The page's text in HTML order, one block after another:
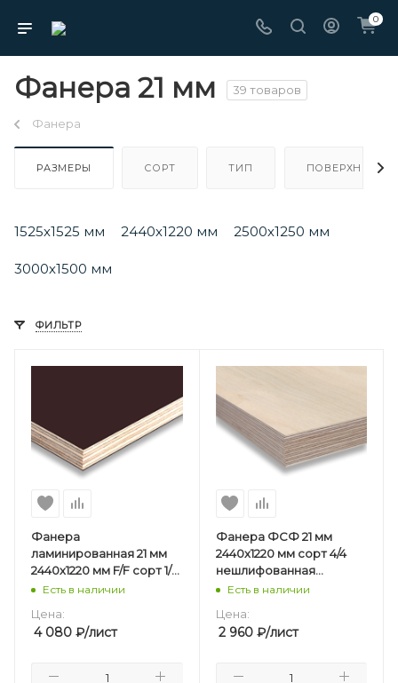
0
Фанера 21 мм 39 товаров
Фанера
РАЗМЕРЫ СОРТ ТИП ПОВЕРХНОСТЬ
1525х1525 мм 2440х1220 мм 2500х1250 мм
3000х1500 мм
ФИЛЬТР
Фанера
ламинированная 21 мм
2440х1220 мм F/F сорт 1/1
березовая
Есть в наличии
Цена:
4 080 ₽/лист
Фанера ФСФ 21 мм
2440х1220 мм сорт 4/4
нешлифованная
березовая
Есть в наличии
Цена:
2 960₽/лист